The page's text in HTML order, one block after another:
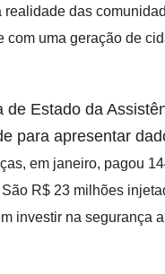
realidade das
com uma geração de
de Estado da
para apresentar
em janeiro, pagou
R$ 23 milhões
investir na segurança